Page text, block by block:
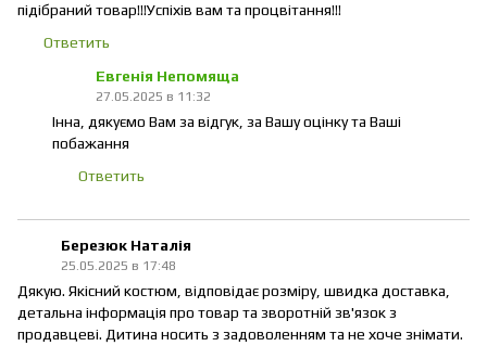
підібраний товар!!!Успіхів вам та процвітання!!!
Ответить
Евгенія Непомяща
27.05.2025 в 11:32
Інна, дякуємо Вам за відгук, за Вашу оцінку та Ваші
побажання
Ответить
Березюк Наталія
25.05.2025 в 17:48
Дякую. Якісний костюм, відповідає розміру, швидка доставка,
детальна інформація про товар та зворотній зв'язок з
продавцеві. Дитина носить з задоволенням та не хоче знімати.